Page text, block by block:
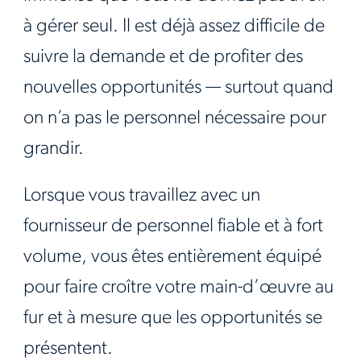
à gérer seul. Il est déjà assez difficile de
suivre la demande et de profiter des
nouvelles opportunités — surtout quand
on n’a pas le personnel nécessaire pour
grandir.
Lorsque vous travaillez avec un
fournisseur de personnel fiable et à fort
volume, vous êtes entièrement équipé
pour faire croître votre main-d’œuvre au
fur et à mesure que les opportunités se
présentent.